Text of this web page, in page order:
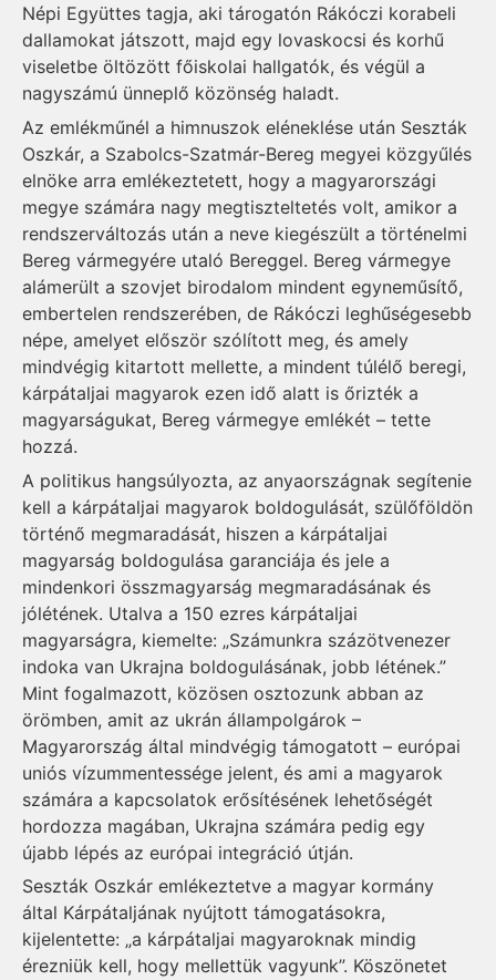
Népi Együttes tagja, aki tárogatón Rákóczi korabeli
dallamokat játszott, majd egy lovaskocsi és korhű
viseletbe öltözött főiskolai hallgatók, és végül a
nagyszámú ünneplő közönség haladt.
Az emlékműnél a himnuszok eléneklése után Seszták
Oszkár, a Szabolcs-Szatmár-Bereg megyei közgyűlés
elnöke arra emlékeztetett, hogy a magyarországi
megye számára nagy megtiszteltetés volt, amikor a
rendszerváltozás után a neve kiegészült a történelmi
Bereg vármegyére utaló Bereggel. Bereg vármegye
alámerült a szovjet birodalom mindent egyneműsítő,
embertelen rendszerében, de Rákóczi leghűségesebb
népe, amelyet először szólított meg, és amely
mindvégig kitartott mellette, a mindent túlélő beregi,
kárpátaljai magyarok ezen idő alatt is őrizték a
magyarságukat, Bereg vármegye emlékét – tette
hozzá.
A politikus hangsúlyozta, az anyaországnak segítenie
kell a kárpátaljai magyarok boldogulását, szülőföldön
történő megmaradását, hiszen a kárpátaljai
magyarság boldogulása garanciája és jele a
mindenkori összmagyarság megmaradásának és
jólétének. Utalva a 150 ezres kárpátaljai
magyarságra, kiemelte: „Számunkra százötvenezer
indoka van Ukrajna boldogulásának, jobb létének.”
Mint fogalmazott, közösen osztozunk abban az
örömben, amit az ukrán állampolgárok –
Magyarország által mindvégig támogatott – európai
uniós vízummentessége jelent, és ami a magyarok
számára a kapcsolatok erősítésének lehetőségét
hordozza magában, Ukrajna számára pedig egy
újabb lépés az európai integráció útján.
Seszták Oszkár emlékeztetve a magyar kormány
által Kárpátaljának nyújtott támogatásokra,
kijelentette: „a kárpátaljai magyaroknak mindig
érezniük kell, hogy mellettük vagyunk”. Köszönetet